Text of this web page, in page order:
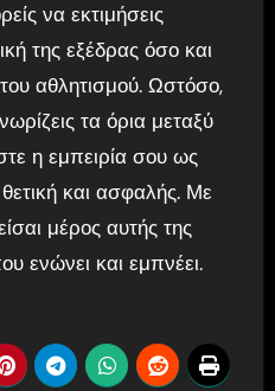
να εκτιμήσεις
της εξέδρας όσο και
αθλητισμού. Ωστόσο,
τα όρια μεταξύ
η εμπειρία σου ως
και ασφαλής. Με
μέρος αυτής της
ενώνει και εμπνέει.